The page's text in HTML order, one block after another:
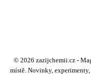
© 2026 zazijchemii.cz -
místě. Novinky,